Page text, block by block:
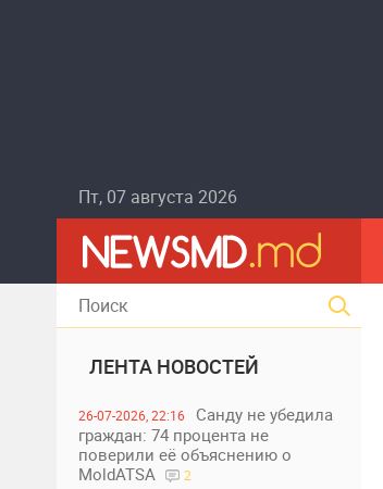
Пт, 07 августа 2026
ЛЕНТА НОВОСТЕЙ
26-07-2026, 22:16
Санду не убедила
граждан: 74 процента не
поверили её объяснению о
MoldATSA
2